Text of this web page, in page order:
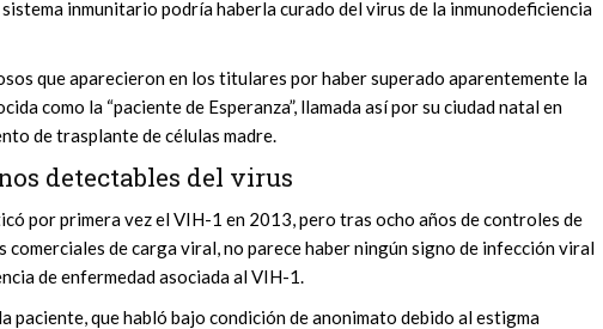
inmunitario podría haberla curado del virus de la inmunodeficiencia
que aparecieron en los titulares por haber superado aparentemente la
como la “paciente de Esperanza”, llamada así por su ciudad natal en
de trasplante de células madre.
detectables del virus
por primera vez el VIH-1 en 2013, pero tras ocho años de controles de
de carga viral, no parece haber ningún signo de infección viral
de enfermedad asociada al VIH-1.
paciente, que habló bajo condición de anonimato debido al estigma